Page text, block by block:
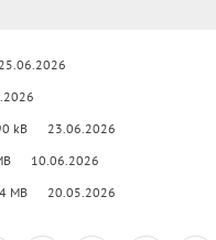
kB 23.06.2026
10.06.2026
MB 20.05.2026